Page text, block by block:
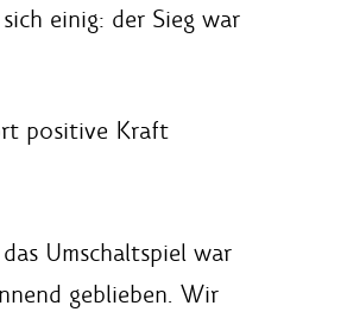
einig: der Sieg war
positive Kraft
Umschaltspiel war
geblieben. Wir